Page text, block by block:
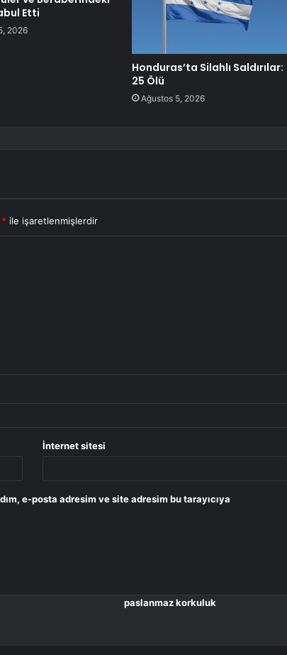
Etti
2026
Honduras’ta Silahlı Saldırılar:
25 Ölü
Ağustos 5, 2026
* ile işaretlenmişlerdir
İnternet sitesi
e-posta adresim ve site adresim bu tarayıcıya
paslanmaz korkuluk